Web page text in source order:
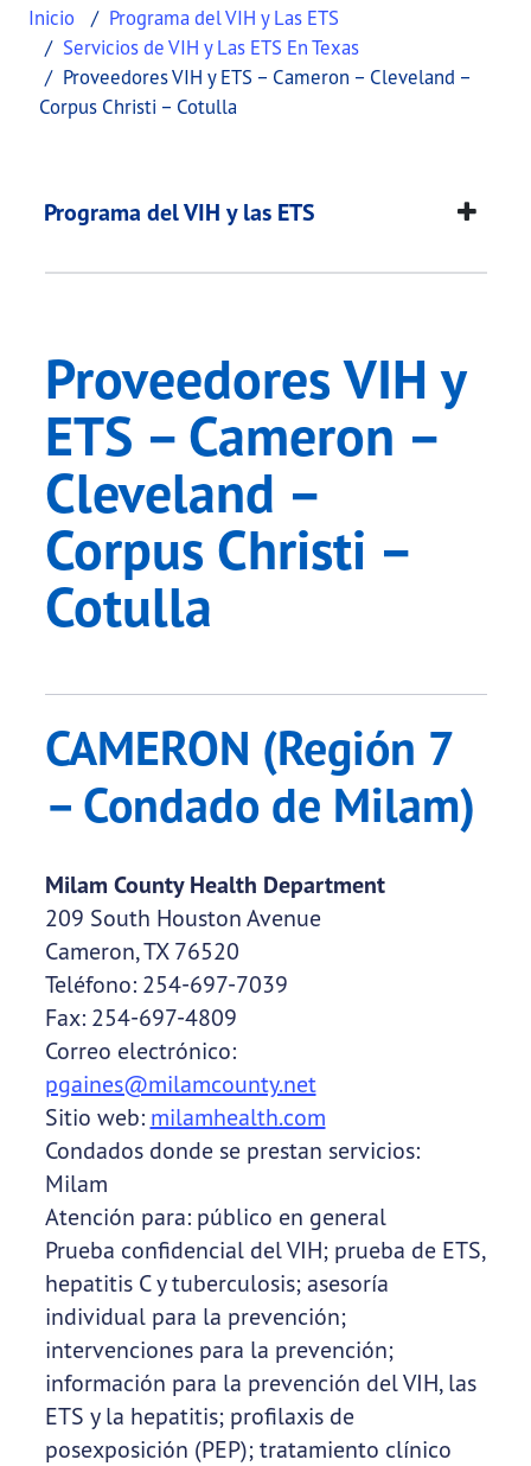
Inicio
Programa del VIH y Las ETS
Servicios de VIH y Las ETS En Texas
Proveedores VIH y ETS – Cameron – Cleveland –
Corpus Christi – Cotulla
Proveedores VIH y
This page provides information about
Programa del VIH y las ETS
Proveedores VIH y
ETS – Cameron –
Cleveland –
Corpus Christi –
Cotulla
CAMERON (Región 7
– Condado de Milam)
Milam County Health Department
209 South Houston Avenue
Cameron, TX 76520
Teléfono: 254-697-7039
Fax: 254-697-4809
Correo electrónico:
pgaines@milamcounty.net
Sitio web: milamhealth.com
Condados donde se prestan servicios:
Milam
Atención para: público en general
Prueba confidencial del VIH; prueba de ETS,
hepatitis C y tuberculosis; asesoría
individual para la prevención;
intervenciones para la prevención;
información para la prevención del VIH, las
ETS y la hepatitis; profilaxis de
posexposición (PEP); tratamiento clínico